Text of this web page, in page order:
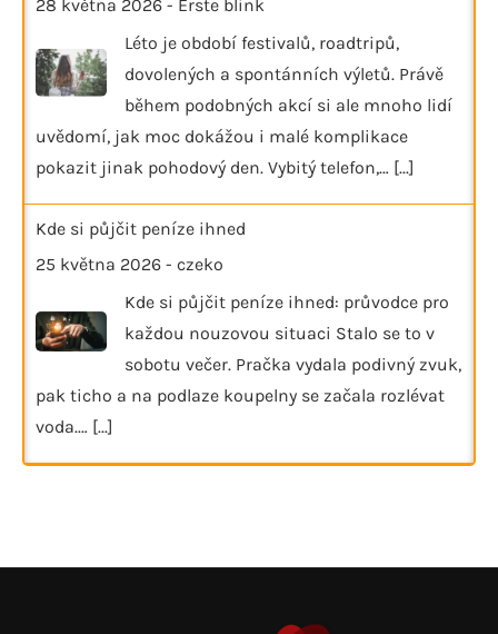
28 května 2026 - Erste blink
Léto je období festivalů, roadtripů,
dovolených a spontánních výletů. Právě
během podobných akcí si ale mnoho lidí
uvědomí, jak moc dokážou i malé komplikace
pokazit jinak pohodový den. Vybitý telefon,… [...]
Kde si půjčit peníze ihned
25 května 2026 - czeko
Kde si půjčit peníze ihned: průvodce pro
každou nouzovou situaci Stalo se to v
sobotu večer. Pračka vydala podivný zvuk,
pak ticho a na podlaze koupelny se začala rozlévat
voda.… [...]